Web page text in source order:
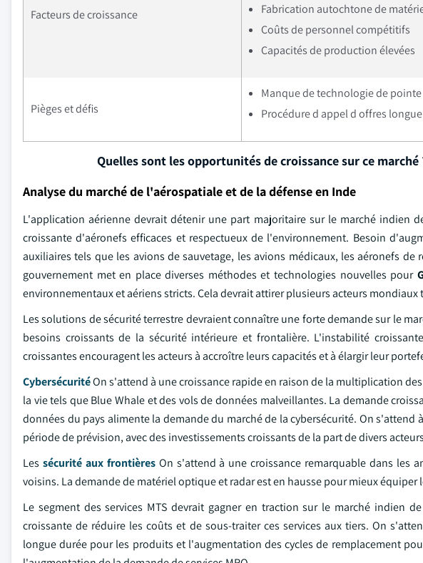
Facteurs de croissance
Fabrication autochtone de
Coûts de personnel compétitifs
Capacités de production élevées
Pièges et défis
Manque de technologie de pointe
Procédure d appel d offres
Quelles sont les opportunités de croissance sur ce marché
Analyse du marché de l'aérospatiale et de la défense en Inde
L'application aérienne devrait détenir une part majoritaire sur le marché indien
croissante d'aéronefs efficaces et respectueux de l'environnement. Besoin
auxiliaires tels que les avions de sauvetage, les avions médicaux, les aéronefs
gouvernement met en place diverses méthodes et technologies nouvelles pour
environnementaux et aériens stricts. Cela devrait attirer plusieurs acteurs
Les solutions de sécurité terrestre devraient connaître une forte demande sur le
besoins croissants de la sécurité intérieure et frontalière. L'instabilité
croissantes encouragent les acteurs à accroître leurs capacités et à élargir leur
CybersécuritéOn s'attend à une croissance rapide en raison de la multiplication
la vie tels que Blue Whale et des vols de données malveillantes. La demande
données du pays alimente la demande du marché de la cybersécurité. On
période de prévision, avec des investissements croissants de la part de divers
Les sécurité aux frontièresOn s'attend à une croissance remarquable dans les
voisins. La demande de matériel optique et radar est en hausse pour mieux équiper
Le segment des services MTS devrait gagner en traction sur le marché indien
croissante de réduire les coûts et de sous-traiter ces services aux tiers. On
longue durée pour les produits et l'augmentation des cycles de remplacement